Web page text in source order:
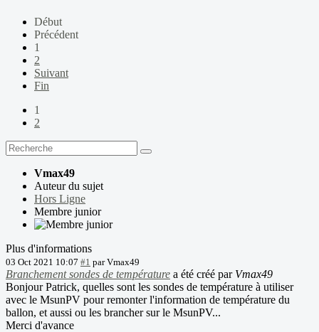
Début
Précédent
1
2
Suivant
Fin
1
2
Vmax49
Auteur du sujet
Hors Ligne
Membre junior
Plus d'informations
03 Oct 2021 10:07 #1 parVmax49
Branchement sondes de température a été créé par Vmax49
Bonjour Patrick, quelles sont les sondes de température à utiliser
avec le MsunPV pour remonter l'information de température du
ballon, et aussi ou les brancher sur le MsunPV...
Merci d'avance